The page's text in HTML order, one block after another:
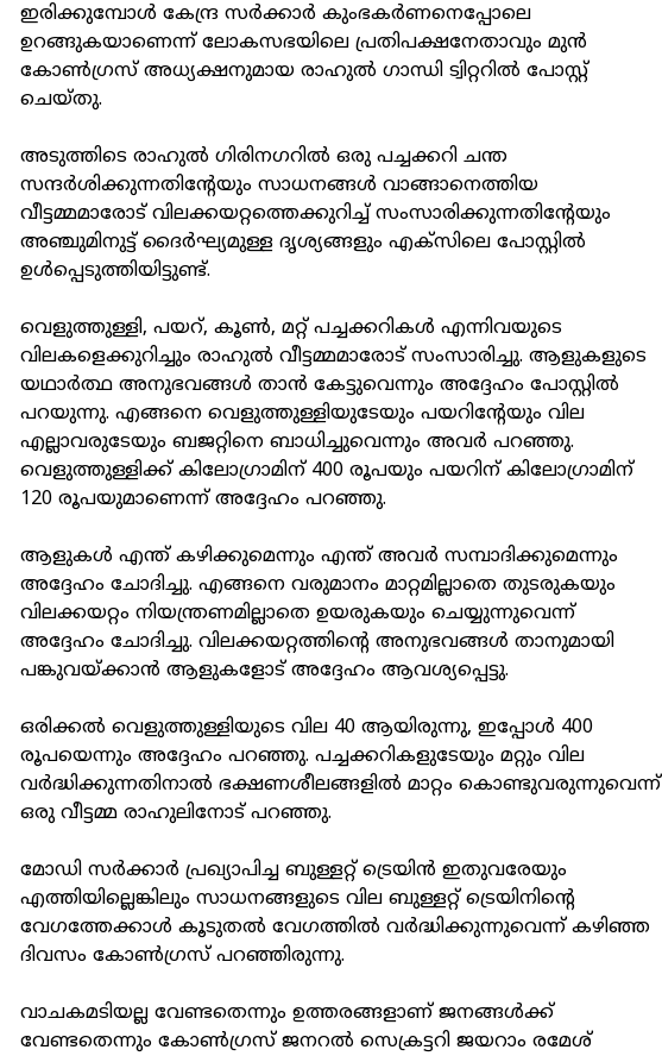
ഇരിക്കുമ്പോള്‍ കേന്ദ്ര സര്‍ക്കാര്‍ കുംഭകര്‍ണനെപ്പോലെ
ഉറങ്ങുകയാണെന്ന് ലോകസഭയിലെ പ്രതിപക്ഷനേതാവും മുന്‍
കോണ്‍ഗ്രസ് അധ്യക്ഷനുമായ രാഹുല്‍ ഗാന്ധി ട്വിറ്ററില്‍ പോസ്റ്റ്
ചെയ്തു.
അടുത്തിടെ രാഹുല്‍ ഗിരിനഗറില്‍ ഒരു പച്ചക്കറി ചന്ത
സന്ദര്‍ശിക്കുന്നതിന്റേയും സാധനങ്ങള്‍ വാങ്ങാനെത്തിയ
വീട്ടമ്മമാരോട് വിലക്കയറ്റത്തെക്കുറിച്ച് സംസാരിക്കുന്നതിന്റേയും
അഞ്ചുമിനുട്ട് ദൈര്‍ഘ്യമുള്ള ദൃശ്യങ്ങളും എക്‌സിലെ പോസ്റ്റില്‍
ഉള്‍പ്പെടുത്തിയിട്ടുണ്ട്.
വെളുത്തുള്ളി, പയറ്, കൂണ്‍, മറ്റ് പച്ചക്കറികള്‍ എന്നിവയുടെ
വിലകളെക്കുറിച്ചും രാഹുല്‍ വീട്ടമ്മമാരോട് സംസാരിച്ചു. ആളുകളുടെ
യഥാര്‍ത്ഥ അനുഭവങ്ങള്‍ താന്‍ കേട്ടുവെന്നും അദ്ദേഹം പോസ്റ്റില്‍
പറയുന്നു. എങ്ങനെ വെളുത്തുള്ളിയുടേയും പയറിന്റേയും വില
എല്ലാവരുടേയും ബജറ്റിനെ ബാധിച്ചുവെന്നും അവര്‍ പറഞ്ഞു.
വെളുത്തുള്ളിക്ക് കിലോഗ്രാമിന് 400 രൂപയും പയറിന് കിലോഗ്രാമിന്
120 രൂപയുമാണെന്ന് അദ്ദേഹം പറഞ്ഞു.
ആളുകള്‍ എന്ത് കഴിക്കുമെന്നും എന്ത് അവര്‍ സമ്പാദിക്കുമെന്നും
അദ്ദേഹം ചോദിച്ചു. എങ്ങനെ വരുമാനം മാറ്റമില്ലാതെ തുടരുകയും
വിലക്കയറ്റം നിയന്ത്രണമില്ലാതെ ഉയരുകയും ചെയ്യുന്നുവെന്ന്
അദ്ദേഹം ചോദിച്ചു. വിലക്കയറ്റത്തിന്റെ അനുഭവങ്ങള്‍ താനുമായി
പങ്കുവയ്ക്കാന്‍ ആളുകളോട് അദ്ദേഹം ആവശ്യപ്പെട്ടു.
ഒരിക്കല്‍ വെളുത്തുള്ളിയുടെ വില 40 ആയിരുന്നു, ഇപ്പോള്‍ 400
രൂപയെന്നും അദ്ദേഹം പറഞ്ഞു. പച്ചക്കറികളുടേയും മറ്റും വില
വര്‍ദ്ധിക്കുന്നതിനാല്‍ ഭക്ഷണശീലങ്ങളില്‍ മാറ്റം കൊണ്ടുവരുന്നുവെന്ന്
ഒരു വീട്ടമ്മ രാഹുലിനോട് പറഞ്ഞു.
മോഡി സര്‍ക്കാര്‍ പ്രഖ്യാപിച്ച ബുള്ളറ്റ് ട്രെയിന്‍ ഇതുവരേയും
എത്തിയില്ലെങ്കിലും സാധനങ്ങളുടെ വില ബുള്ളറ്റ് ട്രെയിനിന്റെ
വേഗത്തേക്കാള്‍ കൂടുതല്‍ വേഗത്തില്‍ വര്‍ദ്ധിക്കുന്നുവെന്ന് കഴിഞ്ഞ
ദിവസം കോണ്‍ഗ്രസ് പറഞ്ഞിരുന്നു.
വാചകമടിയല്ല വേണ്ടതെന്നും ഉത്തരങ്ങളാണ് ജനങ്ങള്‍ക്ക്
വേണ്ടതെന്നും കോണ്‍ഗ്രസ് ജനറല്‍ സെക്രട്ടറി ജയറാം രമേശ്